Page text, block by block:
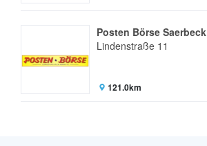
Posten Börse Saerbeck
Lindenstraße 11
121.0km